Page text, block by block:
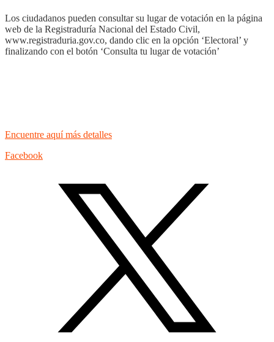
Los ciudadanos pueden consultar su lugar de votación en la página
web de la Registraduría Nacional del Estado Civil,
www.registraduria.gov.co, dando clic en la opción ‘Electoral’ y
finalizando con el botón ‘Consulta tu lugar de votación’
Encuentre aquí más detalles
Facebook